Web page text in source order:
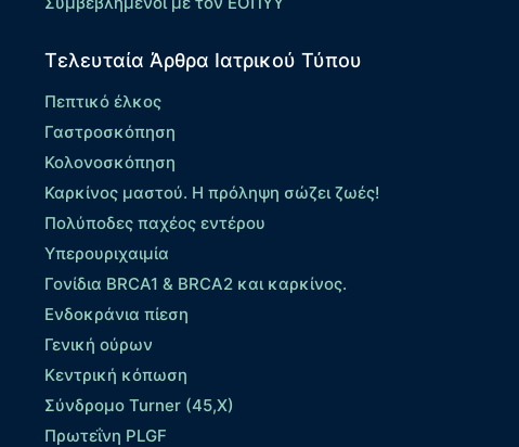
Τελευταία Άρθρα Ιατρικού Τύπου
Πεπτικό έλκος
Γαστροσκόπηση
Κολονοσκόπηση
Καρκίνος μαστού. Η πρόληψη σώζει ζωές!
Πολύποδες παχέος εντέρου
Yπερουριχαιμία
Γονίδια BRCA1 & BRCA2 και καρκίνος.
Ενδοκράνια πίεση
Γενική ούρων
Κεντρική κόπωση
Σύνδρομο Turner (45,X)
Πρωτεΐνη PLGF